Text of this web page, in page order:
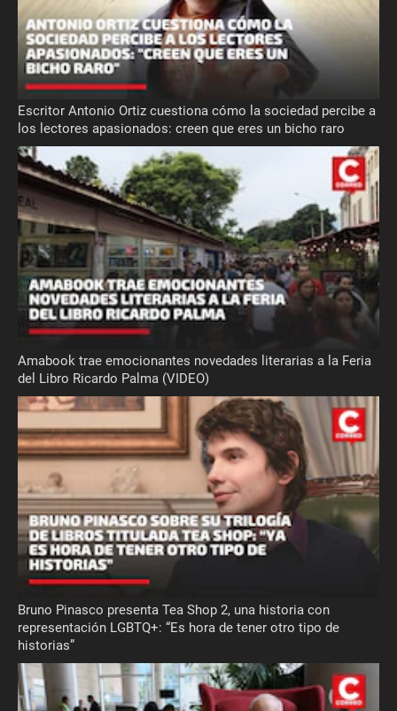
Escritor Antonio Ortiz cuestiona cómo la sociedad percibe a
los lectores apasionados: creen que eres un bicho raro
Amabook trae emocionantes novedades literarias a la Feria
del Libro Ricardo Palma (VIDEO)
Bruno Pinasco presenta Tea Shop 2, una historia con
representación LGBTQ+: “Es hora de tener otro tipo de
historias”